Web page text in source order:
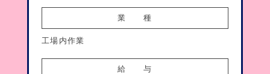
業　　種
工場内作業
給　　与